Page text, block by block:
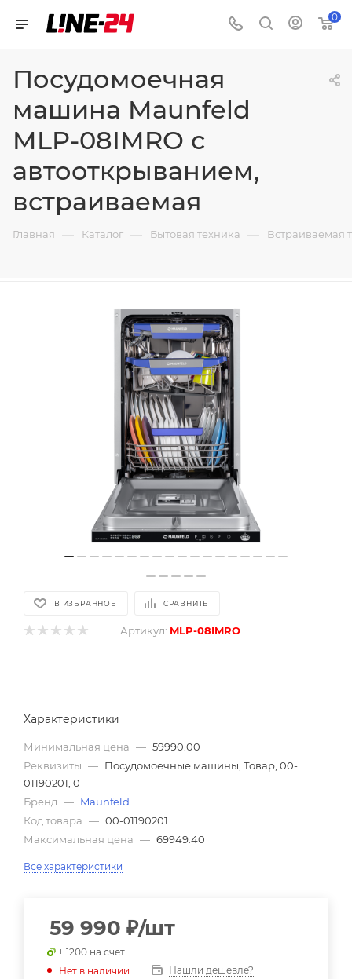
0
Посудомоечная
машина Maunfeld
MLP-08IMRO с
автооткрыванием,
встраиваемая
Главная — Каталог — Бытовая техника — Встраиваемая
В ИЗБРАННОЕ СРАВНИТЬ
Артикул: MLP-08IMRO
Характеристики
Минимальная цена — 59990.00
Реквизиты — Посудомоечные машины, Товар, 00-
01190201, 0
Бренд — Maunfeld
Код товара — 00-01190201
Максимальная цена — 69949.40
Все характеристики
59 990 ₽/шт
+ 1200 на счет
Нет в наличии
Нашли дешевле?